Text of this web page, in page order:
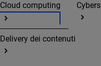
Cloud computing
Delivery dei contenuti